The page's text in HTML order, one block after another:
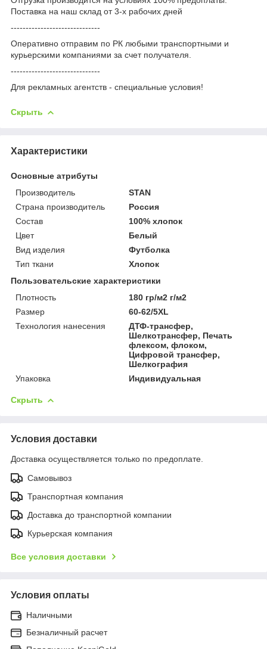
Поставка на наш склад от 3-x рабочих дней
------------------------------
Оперативно отправим по РК любыми транспортными и
курьерскими компаниями за счет получателя.
------------------------------
Для рекламных агентств - специальные условия!
Скрыть
Характеристики
Основные атрибуты
Производитель
STAN
Страна производитель
Россия
Состав
100% хлопок
Цвет
Белый
Вид изделия
Футболка
Тип ткани
Хлопок
Пользовательские характеристики
Плотность
180 гр/м2 г/м2
Размер
60-62/5XL
Технология нанесения
ДТФ-трансфер,
Шелкотрансфер, Печать
флексом, флоком,
Цифровой трансфер,
Шелкография
Упаковка
Индивидуальная
Скрыть
Условия доставки
Доставка осуществляется только по предоплате.
Самовывоз
Транспортная компания
Доставка до транспортной компании
Курьерская компания
Все условия доставки
Условия оплаты
Наличными
Безналичный расчет